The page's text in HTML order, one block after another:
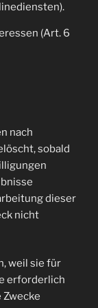
(Art. 6
nach
sobald
dieser
nicht
weil sie für
erforderlich